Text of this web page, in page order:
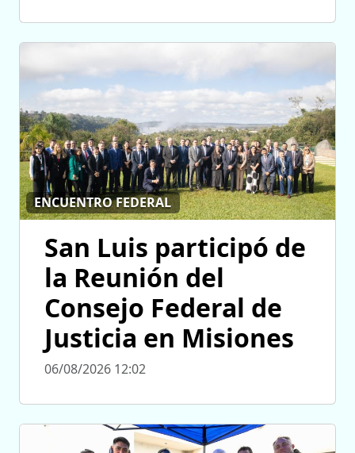
ENCUENTRO FEDERAL
San Luis participó de
la Reunión del
Consejo Federal de
Justicia en Misiones
06/08/2026 12:02